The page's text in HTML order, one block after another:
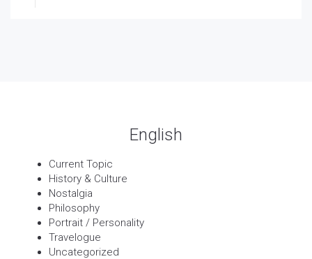
English
Current Topic
History & Culture
Nostalgia
Philosophy
Portrait / Personality
Travelogue
Uncategorized